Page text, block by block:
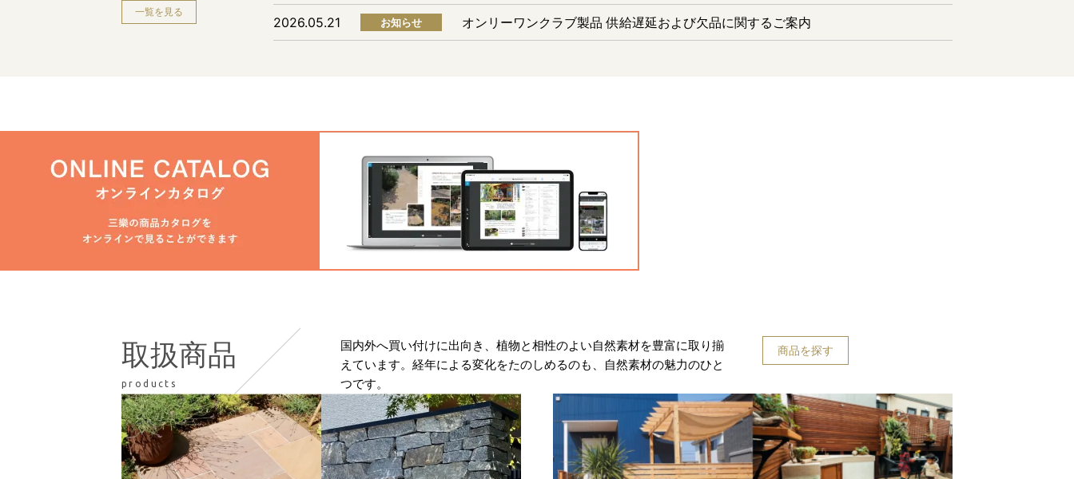
一覧を見る
2026.05.21 お知らせ オンリーワンクラブ製品 供給遅延および欠品に関するご案内
取扱商品
products
国内外へ買い付けに出向き、植物と相性のよい自然素材を豊富に取り揃
えています。経年による変化をたのしめるのも、自然素材の魅力のひと
つです。
商品を探す